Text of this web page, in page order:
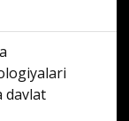
davlat